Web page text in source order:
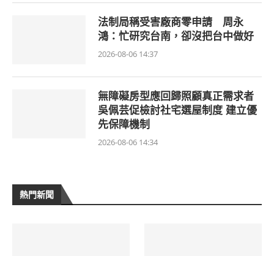
法制局稱受害廠商零申請 周永
鴻：忙研究台南，卻沒把台中做好
2026-08-06 14:37
無障礙房型應回歸照顧真正需求者
吳佩芸促檢討社宅選屋制度 建立優
先保障機制
2026-08-06 14:34
熱門新聞